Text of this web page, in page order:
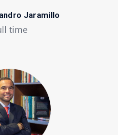
Jaramillo
time